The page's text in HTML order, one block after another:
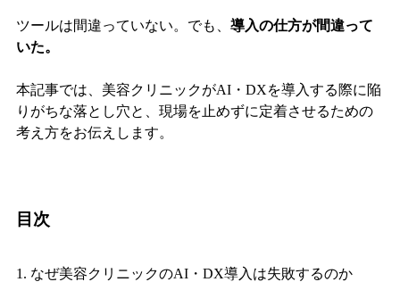
ツールは間違っていない。でも、 導入の仕方が間違って
いた。
本記事では、美容クリニックがAI・DXを導入する際に陥
りがちな落とし穴と、現場を止めずに定着させるための
考え方をお伝えします。
目次
1. なぜ美容クリニックのAI・DX導入は失敗するのか